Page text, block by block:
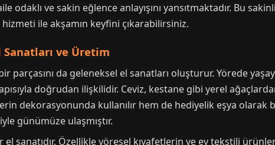
odaklı ve sakin eğlence anlayışını yansıtmaktadır. Bu
hizmeti ile akşamın keyfini çıkarabilirsiniz.
Sanatları ve Üretim
parçasını da geleneksel el sanatları oluşturur. Yörede
doğrudan ilişkilidir. Ceviz, kestane gibi yerel
dekorasyonunda kullanılır hem de hediyelik eşya olarak
günümüze ulaşmıştır.
el sanatıdır. Özellikle yöresel kıyafetlerin ve ev tekstili